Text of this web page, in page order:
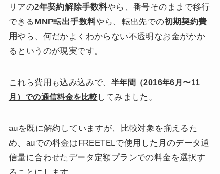
リアの2年契約解除手数料やら、番号そのままで移行
できるMNP転出手数料やら、転出先での初期契約費
用やら、何だかよくわからない不透明なお金がかか
るというのが現実です。
これら費用も込み込みで、 半年間（2016年6月〜11
月）での通信料金を比較してみました。
auを既に解約していますが、比較対象を揃えるた
め、auでの料金はFREETELで使用した月のデータ通
信量に合わせたデータ定額プランでの料金を選択す